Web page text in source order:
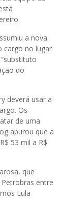
a nova
cargo no lugar
do
deverá usar a
Os
de uma
apurou que a
53 mil a R$
que
entre
Lula